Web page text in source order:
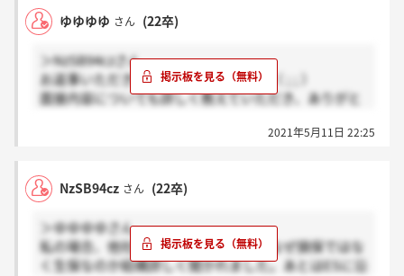
ゆゆゆゆ さん (22卒)
＞NzSB94czさん
お返事いただきありがとうございます（ ; ; ）
面接内容についても詳しく教えていただき、ありがと
2021年5月11日 22:25
NzSB94cz さん (22卒)
＞ゆゆゆゆさん
私の場合、他社選考状況や志望動機、なぜ損保ではな
く生保なのか結構詳しく聞かれました。あとはESに沿